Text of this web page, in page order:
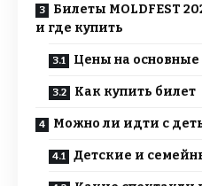
Билеты MOLDFEST
и где купить
Цены на основные
Как купить билет
Можно ли идти с
Детские и